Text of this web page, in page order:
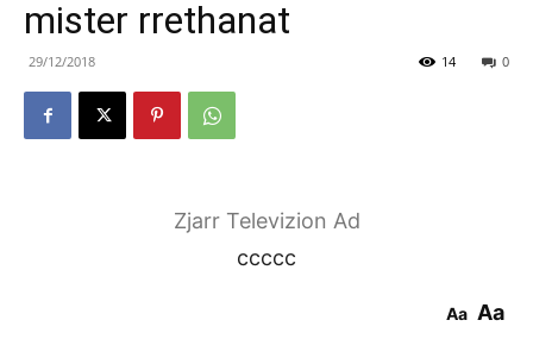
mister rrethanat
29/12/2018 0
14
Zjarr Televizion Ad
ccccc
Aa Aa